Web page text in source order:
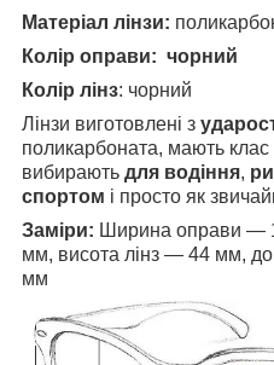
Матеріал лінзи:
Колір оправи: чорний
Колір лінз: чорний
Лінзи виготовлені з
поликарбоната, мають клас
вибирають для водіння,
спортом і просто як
Заміри: Ширина оправи —
мм, висота лінз — 44 мм,
мм